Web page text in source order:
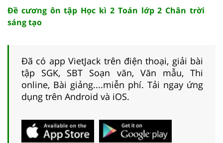
Đề cương ôn tập Học kì 2 Toán lớp 2 Chân trời
sáng tạo
Đã có app VietJack trên điện thoại, giải bài
tập SGK, SBT Soạn văn, Văn mẫu, Thi
online, Bài giảng....miễn phí. Tải ngay ứng
dụng trên Android và iOS.